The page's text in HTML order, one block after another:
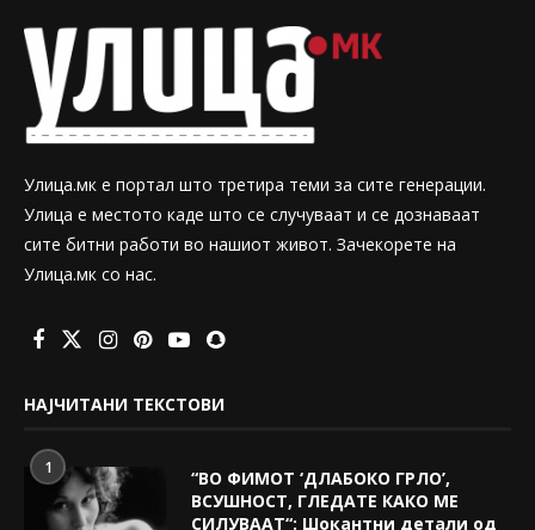
Улица.мк е портал што третира теми за сите генерации.
Улица е местото каде што се случуваат и се дознаваат
сите битни работи во нашиот живот. Зачекорете на
Улица.мк со нас.
НАЈЧИТАНИ ТЕКСТОВИ
1
“ВО ФИМОТ ‘ДЛАБОКО ГРЛО’,
ВСУШНОСТ, ГЛЕДАТЕ КАКО МЕ
СИЛУВААТ“: Шокантни детали од